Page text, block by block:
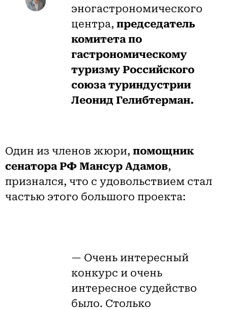
эногастрономического
центра, председатель
комитета по
гастрономическому
туризму Российского
союза туриндустрии
Леонид Гелибтерман.
Один из членов жюри, помощник
сенатора РФ Мансур Адамов,
признался, что с удовольствием стал
частью этого большого проекта:
— Очень интересный
конкурс и очень
интересное судейство
было. Столько